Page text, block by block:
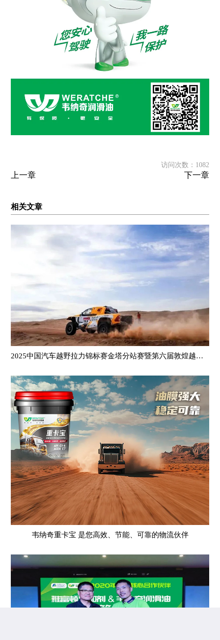
访问次数：1082
上一章 下一章
相关文章
2025中国汽车越野拉力锦标赛金塔分站赛暨第六届敦煌越野耐力赛在甘肃金塔圆满落幕
韦纳奇重卡宝 是您高效、节能、可靠的物流伙伴